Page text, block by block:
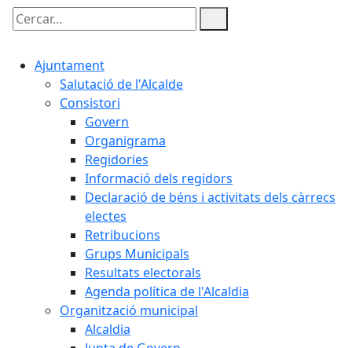
Cercar:
Ajuntament
Salutació de l'Alcalde
Consistori
Govern
Organigrama
Regidories
Informació dels regidors
Declaració de béns i activitats dels càrrecs
electes
Retribucions
Grups Municipals
Resultats electorals
Agenda política de l'Alcaldia
Organització municipal
Alcaldia